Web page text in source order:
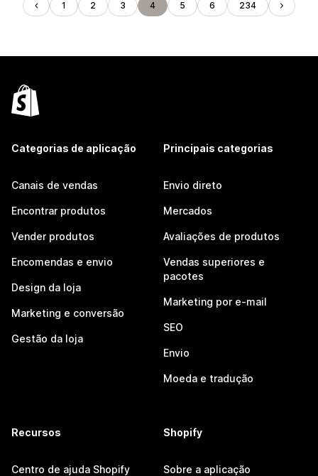
1 2 3 4 5 6 234
Categorias de aplicação
Canais de vendas
Encontrar produtos
Vender produtos
Encomendas e envio
Design da loja
Marketing e conversão
Gestão da loja
Principais categorias
Envio direto
Mercados
Avaliações de produtos
Vendas superiores e
pacotes
Marketing por e-mail
SEO
Envio
Moeda e tradução
Recursos
Centro de ajuda Shopify
Shopify
Sobre a aplicação